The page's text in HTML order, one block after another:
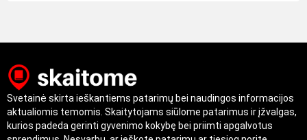
Svetainė skirta ieškantiems patarimų bei naudingos informacijos
aktualiomis temomis. Skaitytojams siūlome patarimus ir įžvalgas,
kurios padeda gerinti gyvenimo kokybę bei priimti apgalvotus